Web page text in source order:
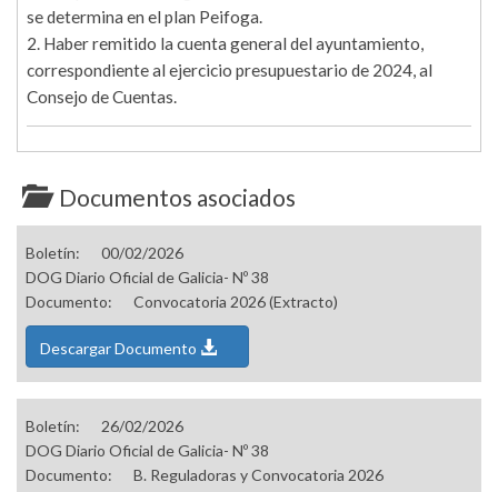
se determina en el plan Peifoga.
2. Haber remitido la cuenta general del ayuntamiento,
correspondiente al ejercicio presupuestario de 2024, al
Consejo de Cuentas.
Documentos asociados
Boletín:
00/02/2026
DOG Diario Oficial de Galicia- Nº 38
Documento:
Convocatoria 2026 (Extracto)
Descargar Documento
Boletín:
26/02/2026
DOG Diario Oficial de Galicia- Nº 38
Documento:
B. Reguladoras y Convocatoria 2026